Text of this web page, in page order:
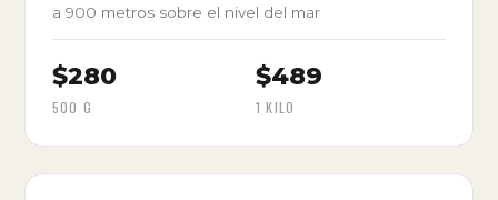
a 900 metros sobre el nivel del mar
$280
500 G
$489
1 KILO